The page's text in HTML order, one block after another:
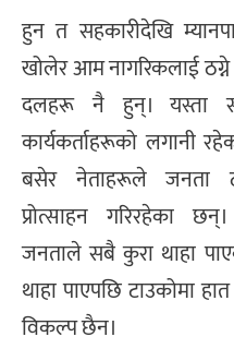
हुन त सहकारीदेखि
खोलेर आम नागरिकलाई
दलहरू नै हुन्। यस्ता
कार्यकर्ताहरूको लगानी
बसेर नेताहरूले जनता
प्रोत्साहन गरिरहेका
जनताले सबै कुरा थाहा
थाहा पाएपछि टाउकोमा
विकल्प छैन।